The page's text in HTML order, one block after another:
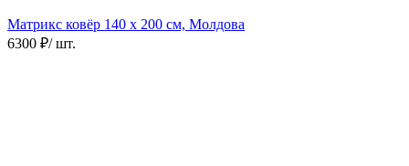
Матрикс ковёр 140 х 200 см, Молдова
6300 ₽/ шт.